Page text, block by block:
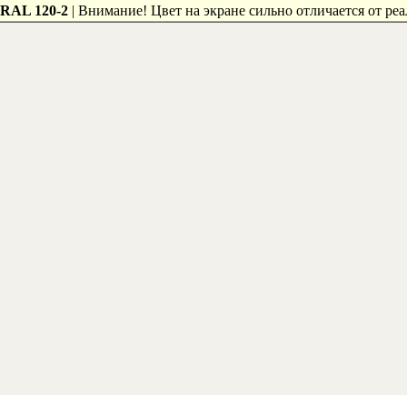
RAL 120-2 | Внимание! Цвет на экране сильно отличается от